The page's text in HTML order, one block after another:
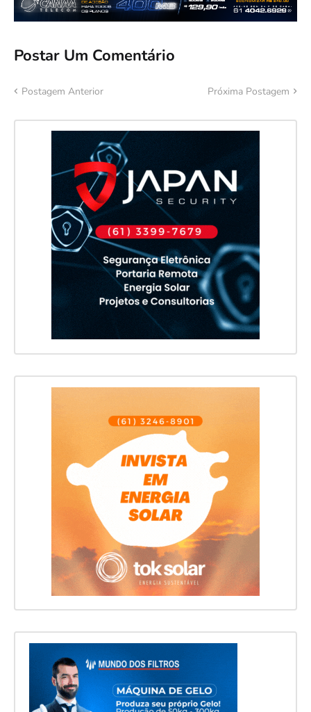
Postar Um Comentário
Postagem Anterior Próxima Postagem